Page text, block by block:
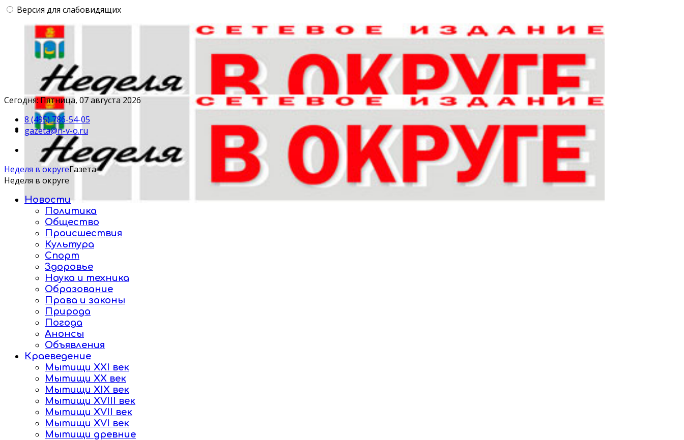
Версия для слабовидящих
Сегодня: Пятница, 07 августа 2026
8 (495) 786-54-05
gazeta@n-v-o.ru
Неделя в округеГазета
Неделя в округе
Новости
Политика
Общество
Происшествия
Культура
Спорт
Здоровье
Наука и техника
Образование
Права и законы
Природа
Погода
Анонсы
Объявления
Краеведение
Мытищи XXI век
Мытищи XX век
Мытищи XIX век
Мытищи XVIII век
Мытищи XVII век
Мытищи XVI век
Мытищи древние